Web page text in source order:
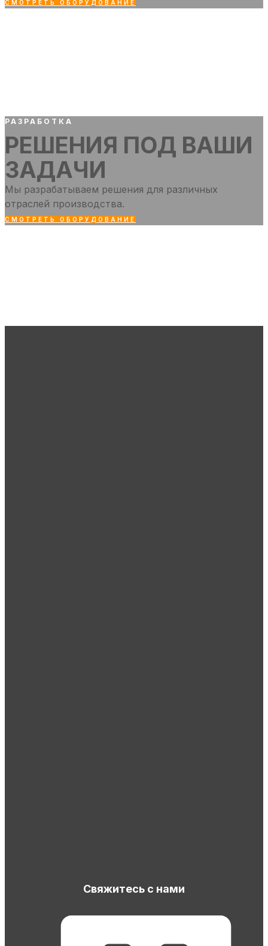
СМОТРЕТЬ ОБОРУДОВАНИЕ
РАЗРАБОТКА
РЕШЕНИЯ ПОД ВАШИ
ЗАДАЧИ
Мы разрабатываем решения для различных
отраслей производства.
СМОТРЕТЬ ОБОРУДОВАНИЕ
Свяжитесь с нами